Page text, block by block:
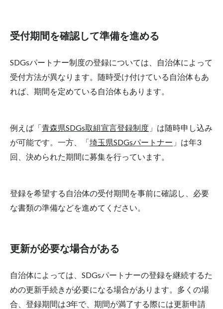
受付期間を確認して準備を進める
SDGsパートナー制度の登録については、自治体によって
受付方法が異なります。随時受け付けている自治体もあ
れば、期間を定めている自治体もあります。
例えば「青森県SDGs取組宣言登録制度 」は随時申し込み
が可能です。一方、「埼玉県SDGsパートナー 」は年3
回、決められた期間に募集を行っています。
登録を希望する自治体の受付期間を事前に確認し、必要
な書類の準備などを進めてください。
更新が必要な場合がある
自治体によっては、SDGsパートナーの登録を継続するた
めの更新手続きが必要になる場合があります。多くの場
合、登録期間は3年で、期間が満了する際には更新申請